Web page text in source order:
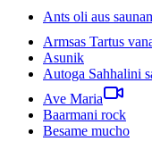
Ants oli aus
Armsas Tartus
Asunik
Autoga Sahhalini
Ave Maria
Baarmani rock
Besame mucho